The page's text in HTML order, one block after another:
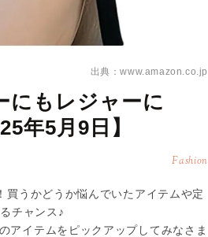
出典：www.amazon.co.jp
にもレジャーに
年5月9日】
Fashion
うかどうか悩んでいたアイテムや定
チャンス♪
アイテムをピックアップしてみなさま